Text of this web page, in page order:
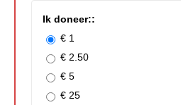
Ik doneer::
€ 1
€ 2.50
€ 5
€ 25